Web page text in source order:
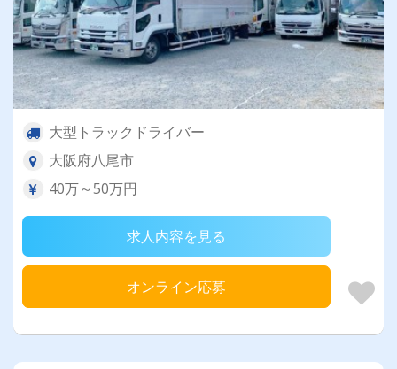
大型トラックドライバー
大阪府八尾市
40万～50万円
求人内容を見る
オンライン応募